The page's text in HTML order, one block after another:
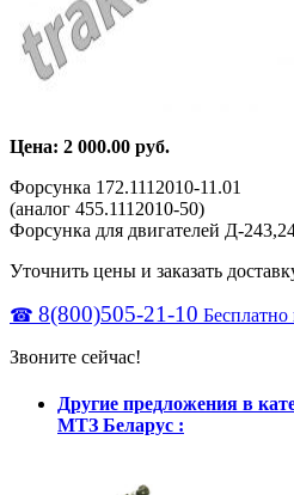
Цена: 2 000.00 руб.
Форсунка 172.1112010-11.01
(аналог 455.1112010-50)
Форсунка для двигателей Д-
Уточнить цены и заказать
☎ 8(800)505-21-10
Звоните сейчас!
Другие предложения в
МТЗ Беларус :